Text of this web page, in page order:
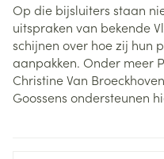
Op die bijsluiters staan
uitspraken van bekende
schijnen over hoe zij hun
aanpakken. Onder meer
Christine Van
Goossens ondersteunen